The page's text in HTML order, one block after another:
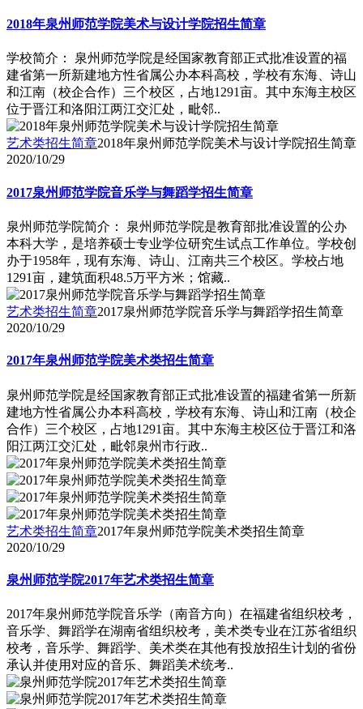
2018年泉州师范学院美术与设计学院招生简章
学校简介： 泉州师范学院是经国家教育部正式批准设置的福
建省第一所新建地方性省属公办本科高校，学校有东海、诗山
和江南（校企合作）三个校区，占地1291亩。其中东海主校区
位于晋江和洛阳江两江交汇处，毗邻..
艺术类招生简章2018年泉州师范学院美术与设计学院招生简章
2020/10/29
2017泉州师范学院音乐学与舞蹈学招生简章
泉州师范学院简介： 泉州师范学院是教育部批准设置的公办
本科大学，是培养硕士专业学位研究生试点工作单位。学校创
办于1958年，现有东海、诗山、江南共三个校区。学校占地
1291亩，建筑面积48.5万平方米；馆藏..
艺术类招生简章2017泉州师范学院音乐学与舞蹈学招生简章
2020/10/29
2017年泉州师范学院美术类招生简章
泉州师范学院是经国家教育部正式批准设置的福建省第一所新
建地方性省属公办本科高校，学校有东海、诗山和江南（校企
合作）三个校区，占地1291亩。其中东海主校区位于晋江和洛
阳江两江交汇处，毗邻泉州市行政..
艺术类招生简章2017年泉州师范学院美术类招生简章
2020/10/29
泉州师范学院2017年艺术类招生简章
2017年泉州师范学院音乐学（南音方向）在福建省组织校考，
音乐学、舞蹈学在湖南省组织校考，美术类专业在江苏省组织
校考，音乐学、舞蹈学、美术类在其他有投放招生计划的省份
承认并使用对应的音乐、舞蹈美术统考..